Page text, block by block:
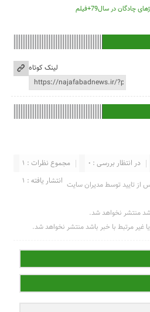
لینک کوتاه
مجموع نظرات : 1
در انتظار بررسی : 0
انتشار یافته : 1 تایید توسط مدیران سایت
منتشر نخواهد شد.
غیر مرتبط با خبر باشد منتشر نخواهد شد.